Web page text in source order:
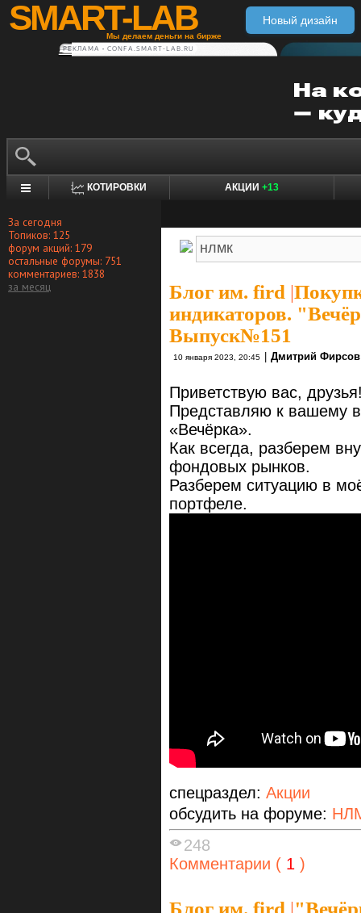
SMART-LAB
Мы делаем деньги на бирже
Новый дизайн
РЕКЛАМА • CONFA.SMART-LAB.RU
КОТИРОВКИ АКЦИИ +13
За сегодня
Топиков: 125
форум акций: 179
остальные форумы: 751
комментариев: 1838
за месяц
Блог им. fird |
индикаторов.
Выпуск№151
10 января 2023, 20:45 Дмитрий Фирсов
Приветствую вас,
Представляю к вашему
«Вечёрка».
Как всегда, разберем
фондовых рынков.
Разберем ситуацию в
портфеле.
спецраздел: Акции
обсудить на форуме:
248
Комментарии ( 1 )
Блог им. fird |